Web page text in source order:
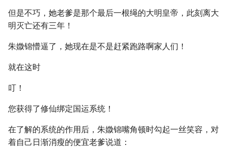
但是不巧，她老爹是那个最后一根绳的大明皇帝，此刻离大
明灭亡还有三年！
朱媺锦懵逼了，她现在是不是赶紧跑路啊家人们！
就在这时
叮！
您获得了修仙绑定国运系统！
在了解的系统的作用后，朱媺锦嘴角顿时勾起一丝笑容，对
着自己日渐消瘦的便宜老爹说道：